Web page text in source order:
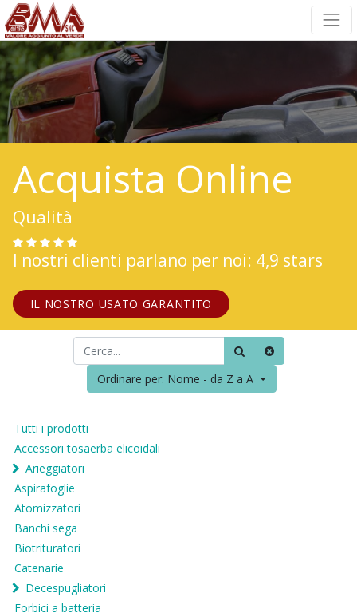
Acquista Online
Qualità
I nostri clienti parlano per noi: 4,9 stars
IL NOSTRO USATO GARANTITO
Ordinare per: Nome - da Z a A
Tutti i prodotti
Accessori tosaerba elicoidali
Arieggiatori
Aspirafoglie
Atomizzatori
Banchi sega
Biotrituratori
Catenarie
Decespugliatori
Forbici a batteria